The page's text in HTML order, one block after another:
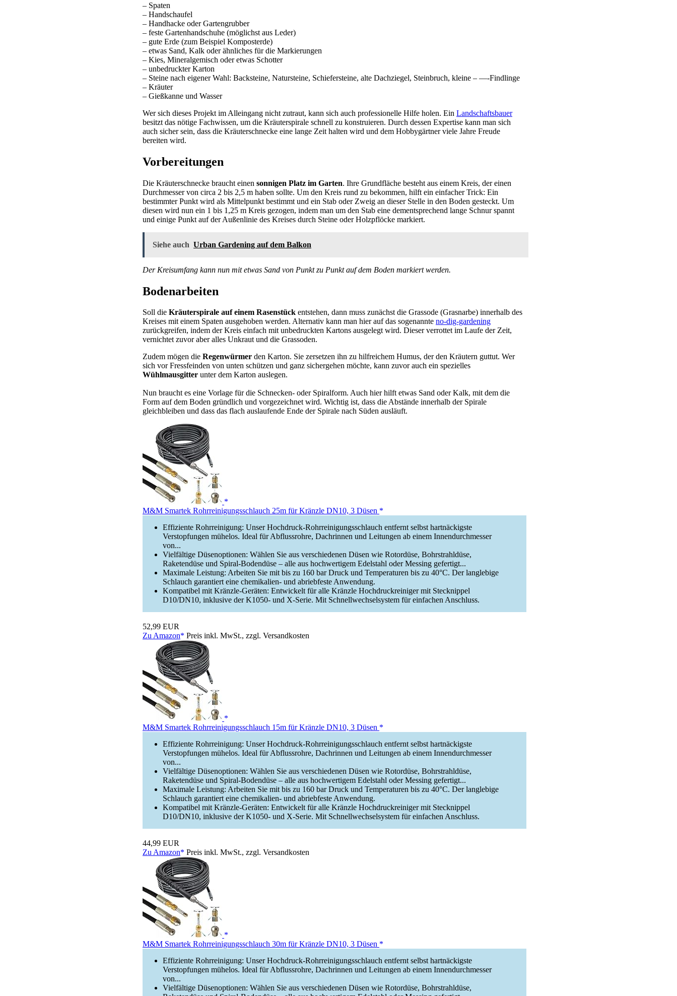
– Spaten
– Handschaufel
– Handhacke oder Gartengrubber
– feste Gartenhandschuhe (möglichst aus Leder)
– gute Erde (zum Beispiel Komposterde)
– etwas Sand, Kalk oder ähnliches für die Markierungen
– Kies, Mineralgemisch oder etwas Schotter
– unbedruckter Karton
– Steine nach eigener Wahl: Backsteine, Natursteine, Schiefersteine, alte Dachziegel, Steinbruch, kleine – —-Findlinge
– Kräuter
– Gießkanne und Wasser
Wer sich dieses Projekt im Alleingang nicht zutraut, kann sich auch professionelle Hilfe holen. Ein Landschaftsbauer
besitzt das nötige Fachwissen, um die Kräuterspirale schnell zu konstruieren. Durch dessen Expertise kann man sich
auch sicher sein, dass die Kräuterschnecke eine lange Zeit halten wird und dem Hobbygärtner viele Jahre Freude
bereiten wird.
Vorbereitungen
Die Kräuterschnecke braucht einen sonnigen Platz im Garten. Ihre Grundfläche besteht aus einem Kreis, der einen
Durchmesser von circa 2 bis 2,5 m haben sollte. Um den Kreis rund zu bekommen, hilft ein einfacher Trick: Ein
bestimmter Punkt wird als Mittelpunkt bestimmt und ein Stab oder Zweig an dieser Stelle in den Boden gesteckt. Um
diesen wird nun ein 1 bis 1,25 m Kreis gezogen, indem man um den Stab eine dementsprechend lange Schnur spannt
und einige Punkt auf der Außenlinie des Kreises durch Steine oder Holzpflöcke markiert.
Siehe auch Urban Gardening auf dem Balkon
Der Kreisumfang kann nun mit etwas Sand von Punkt zu Punkt auf dem Boden markiert werden.
Bodenarbeiten
Soll die Kräuterspirale auf einem Rasenstück entstehen, dann muss zunächst die Grassode (Grasnarbe) innerhalb des
Kreises mit einem Spaten ausgehoben werden. Alternativ kann man hier auf das sogenannte no-dig-gardening
zurückgreifen, indem der Kreis einfach mit unbedruckten Kartons ausgelegt wird. Dieser verrottet im Laufe der Zeit,
vernichtet zuvor aber alles Unkraut und die Grassoden.
Zudem mögen die Regenwürmer den Karton. Sie zersetzen ihn zu hilfreichem Humus, der den Kräutern guttut. Wer
sich vor Fressfeinden von unten schützen und ganz sichergehen möchte, kann zuvor auch ein spezielles
Wühlmausgitter unter dem Karton auslegen.
Nun braucht es eine Vorlage für die Schnecken- oder Spiralform. Auch hier hilft etwas Sand oder Kalk, mit dem die
Form auf dem Boden gründlich und vorgezeichnet wird. Wichtig ist, dass die Abstände innerhalb der Spirale
gleichbleiben und dass das flach auslaufende Ende der Spirale nach Süden ausläuft.
M&M Smartek Rohrreinigungsschlauch 25m für Kränzle DN10, 3 Düsen
Effiziente Rohrreinigung: Unser Hochdruck-Rohrreinigungsschlauch entfernt selbst hartnäckigste
Verstopfungen mühelos. Ideal für Abflussrohre, Dachrinnen und Leitungen ab einem Innendurchmesser
von...
Vielfältige Düsenoptionen: Wählen Sie aus verschiedenen Düsen wie Rotordüse, Bohrstrahldüse,
Raketendüse und Spiral-Bodendüse – alle aus hochwertigem Edelstahl oder Messing gefertigt...
Maximale Leistung: Arbeiten Sie mit bis zu 160 bar Druck und Temperaturen bis zu 40°C. Der langlebige
Schlauch garantiert eine chemikalien- und abriebfeste Anwendung.
Kompatibel mit Kränzle-Geräten: Entwickelt für alle Kränzle Hochdruckreiniger mit Stecknippel
D10/DN10, inklusive der K1050- und X-Serie. Mit Schnellwechselsystem für einfachen Anschluss.
52,99 EUR
Zu Amazon
Preis inkl. MwSt., zzgl. Versandkosten
M&M Smartek Rohrreinigungsschlauch 15m für Kränzle DN10, 3 Düsen
Effiziente Rohrreinigung: Unser Hochdruck-Rohrreinigungsschlauch entfernt selbst hartnäckigste
Verstopfungen mühelos. Ideal für Abflussrohre, Dachrinnen und Leitungen ab einem Innendurchmesser
von...
Vielfältige Düsenoptionen: Wählen Sie aus verschiedenen Düsen wie Rotordüse, Bohrstrahldüse,
Raketendüse und Spiral-Bodendüse – alle aus hochwertigem Edelstahl oder Messing gefertigt...
Maximale Leistung: Arbeiten Sie mit bis zu 160 bar Druck und Temperaturen bis zu 40°C. Der langlebige
Schlauch garantiert eine chemikalien- und abriebfeste Anwendung.
Kompatibel mit Kränzle-Geräten: Entwickelt für alle Kränzle Hochdruckreiniger mit Stecknippel
D10/DN10, inklusive der K1050- und X-Serie. Mit Schnellwechselsystem für einfachen Anschluss.
44,99 EUR
Zu Amazon
Preis inkl. MwSt., zzgl. Versandkosten
M&M Smartek Rohrreinigungsschlauch 30m für Kränzle DN10, 3 Düsen
Effiziente Rohrreinigung: Unser Hochdruck-Rohrreinigungsschlauch entfernt selbst hartnäckigste
Verstopfungen mühelos. Ideal für Abflussrohre, Dachrinnen und Leitungen ab einem Innendurchmesser
von...
Vielfältige Düsenoptionen: Wählen Sie aus verschiedenen Düsen wie Rotordüse, Bohrstrahldüse,